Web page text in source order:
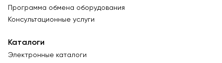
Программа обмена оборудования
Консультационные услуги
Каталоги
Электронные каталоги